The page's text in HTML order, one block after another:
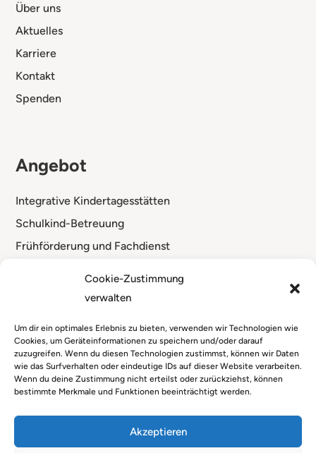
Cookie-Zustimmung
verwalten
Um dir ein optimales Erlebnis zu bieten, verwenden wir Technologien wie
Cookies, um Geräteinformationen zu speichern und/oder darauf
zuzugreifen. Wenn du diesen Technologien zustimmst, können wir Daten
wie das Surfverhalten oder eindeutige IDs auf dieser Website verarbeiten.
Wenn du deine Zustimmung nicht erteilst oder zurückziehst, können
bestimmte Merkmale und Funktionen beeinträchtigt werden.
Akzeptieren
Über uns
Aktuelles
Karriere
Kontakt
Spenden
Angebot
Integrative Kindertagesstätten
Schulkind-Betreuung
Frühförderung und Fachdienst